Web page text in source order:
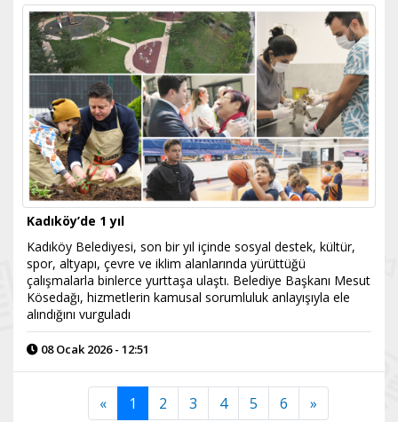
Kadıköy’de 1 yıl
Kadıköy Belediyesi, son bir yıl içinde sosyal destek, kültür,
spor, altyapı, çevre ve iklim alanlarında yürüttüğü
çalışmalarla binlerce yurttaşa ulaştı. Belediye Başkanı Mesut
Kösedağı, hizmetlerin kamusal sorumluluk anlayışıyla ele
alındığını vurguladı
08 Ocak 2026 - 12:51
« 1 2 3 4 5 6 »